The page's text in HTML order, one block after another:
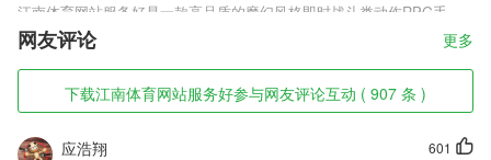
江南体育网站服务好是一款高品质的魔幻风格即时战斗类动作RPG手
游，游戏采用的是顶尖的引擎打造，精美绝伦的游戏画面，惟妙惟肖的人
物形象，恢弘大气的地图，为广大的玩家展现了一个全新的魔幻世界，饱
满的游戏剧情，简单粗暴的操作，让你展开一场全新的冒险之旅，喜欢时
空神翼正式版v1.0.1这款游戏的玩家千万不要错过!
江南体育网站服务好软件特色
网友评论 更多
下载江南体育网站服务好参与网友评论互动 ( 907 条 )
601
应浩翔